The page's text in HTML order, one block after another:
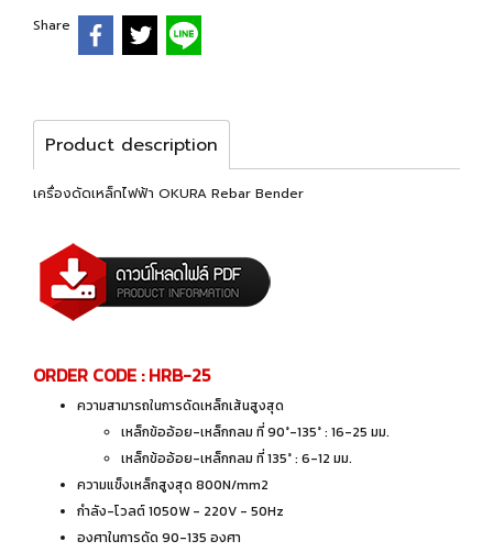
Share
Product description
เครื่องดัดเหล็กไฟฟ้า OKURA Rebar Bender
ORDER CODE : HRB-25
ความสามารถในการดัดเหล็กเส้นสูงสุด
เหล็กข้ออ้อย-เหล็กกลม ที่ 90°-135° : 16-25 มม.
เหล็กข้ออ้อย-เหล็กกลม ที่ 135° : 6-12 มม.
ความแข็งเหล็กสูงสุด 800N/mm2
กำลัง-โวลต์ 1050W - 220V - 50Hz
องศาในการดัด 90-135 องศา